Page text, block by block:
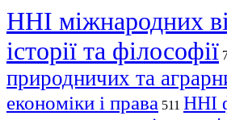
ННІ міжнародних
історії та філософії
природничих та
економіки і права 511 ННІ